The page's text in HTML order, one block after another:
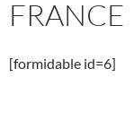
FRANCE
[formidable id=6]